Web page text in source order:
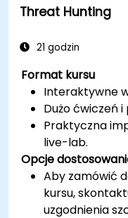
Threat Hunting
21 godzin
Format kursu
Interaktywne
Dużo ćwiczeń
Praktyczna
live-lab.
Opcje
Aby zamówić
kursu,
uzgodnienia